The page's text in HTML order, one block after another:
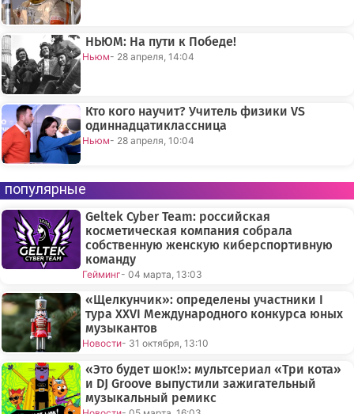
НЬЮМ: На пути к Победе!
Ньюм- 28 апреля, 14:04
Кто кого научит? Учитель физики VS
одиннадцатиклассница
Ньюм- 28 апреля, 10:04
популярные
Geltek Cyber Team: российская
косметическая компания собрала
собственную женскую киберспортивную
команду
Гейминг- 04 марта, 13:03
«Щелкунчик»: определены участники I
тура XXVI Международного конкурса юных
музыкантов
Новости- 31 октября, 13:10
«Это будет шок!»: мультсериал «Три кота»
и DJ Groove выпустили зажигательный
музыкальный ремикс